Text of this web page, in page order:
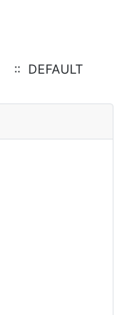
:: DEFAULT